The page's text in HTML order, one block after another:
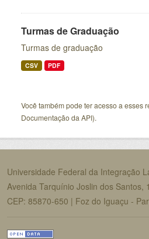
Turmas de Graduação
Turmas de graduação
CSV PDF
Você também pode ter acesso a esses
Documentação da API).
Universidade Federal da Integração
Avenida Tarquínio Joslin dos Santos,
CEP: 85870-650 | Foz do Iguaçu -